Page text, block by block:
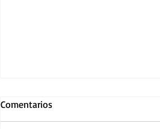
Comentarios